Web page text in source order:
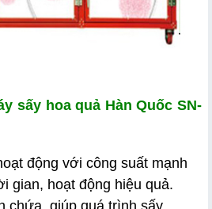
sấy hoa quả Hàn Quốc SN-
động với công suất mạnh
gian, hoạt động hiệu quả.
chứa, giúp quá trình sấy